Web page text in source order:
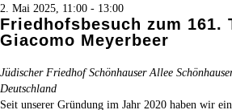
2. Mai 2025, 11:00 - 13:00
Friedhofsbesuch zum 161.
Giacomo Meyerbeer
Jüdischer Friedhof Schönhauser Allee
Deutschland
Seit unserer Gründung im Jahr 2020 haben wir